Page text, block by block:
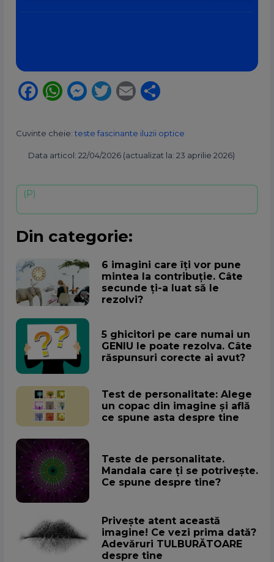
Facebook
WhatsApp
Messenger
Twitter
Email
Cuvinte cheie: teste fascinante iluzii optice
Data articol: 22/04/2026 (actualizat la: 23 aprilie 2026)
Din categorie:
6 imagini care îți vor pune
mintea la contribuție. Câte
secunde ți-a luat să le
rezolvi?
5 ghicitori pe care numai un
GENIU le poate rezolva. Câte
răspunsuri corecte ai avut?
Test de personalitate: Alege
un copac din imagine și află
ce spune asta despre tine
Teste de personalitate.
Mandala care ți se potrivește.
Ce spune despre tine?
Privește atent această
imagine! Ce vezi prima dată?
Adevăruri TULBURĂTOARE
despre tine